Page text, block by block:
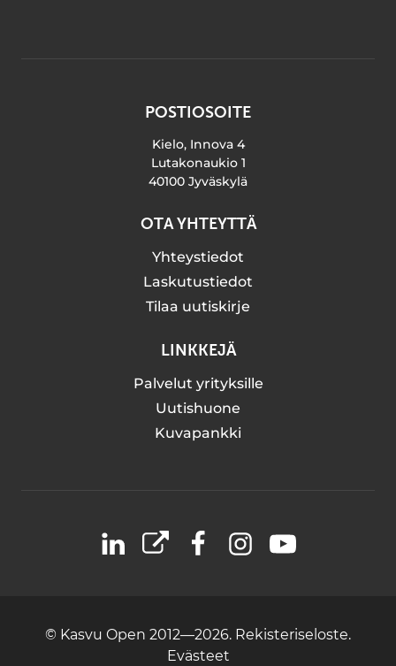
POSTIOSOITE
Kielo, Innova 4
Lutakonaukio 1
40100 Jyväskylä
OTA YHTEYTTÄ
Yhteystiedot
Laskutustiedot
Tilaa uutiskirje
LINKKEJÄ
Palvelut yrityksille
Uutishuone
Kuvapankki
LinkedIn
X FacebookInstagramYouTube
© Kasvu Open 2012—2026. Rekisteriseloste.
Evästeet